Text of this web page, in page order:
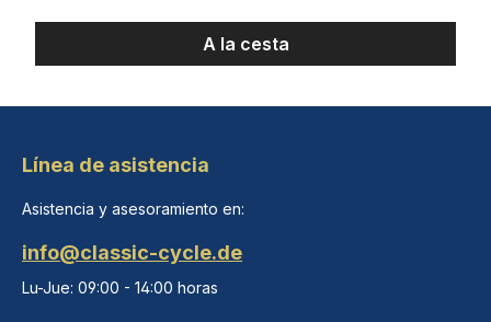
A la cesta
Línea de asistencia
Asistencia y asesoramiento en:
info@classic-cycle.de
Lu-Jue: 09:00 - 14:00 horas